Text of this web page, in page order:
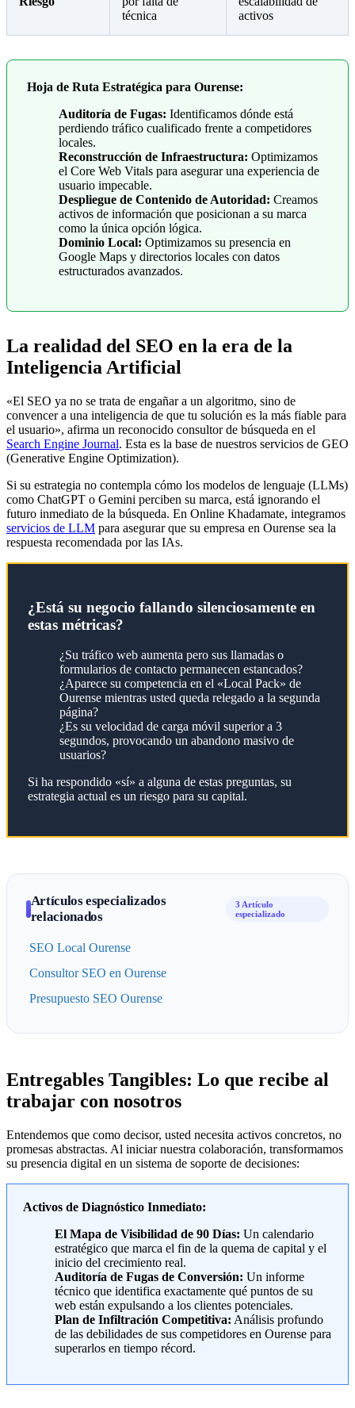
técnica
activos
Hoja de Ruta Estratégica para Ourense:
Auditoría de Fugas: Identificamos dónde está
perdiendo tráfico cualificado frente a competidores
locales.
Reconstrucción de Infraestructura: Optimizamos
el Core Web Vitals para asegurar una experiencia de
usuario impecable.
Despliegue de Contenido de Autoridad: Creamos
activos de información que posicionan a su marca
como la única opción lógica.
Dominio Local: Optimizamos su presencia en
Google Maps y directorios locales con datos
estructurados avanzados.
La realidad del SEO en la era de la
Inteligencia Artificial
«El SEO ya no se trata de engañar a un algoritmo, sino de
convencer a una inteligencia de que tu solución es la más fiable para
el usuario», afirma un reconocido consultor de búsqueda en el
Search Engine Journal. Esta es la base de nuestros servicios de GEO
(Generative Engine Optimization).
Si su estrategia no contempla cómo los modelos de lenguaje (LLMs)
como ChatGPT o Gemini perciben su marca, está ignorando el
futuro inmediato de la búsqueda. En Online Khadamate, integramos
servicios de LLM para asegurar que su empresa en Ourense sea la
respuesta recomendada por las IAs.
¿Está su negocio fallando silenciosamente en
estas métricas?
¿Su tráfico web aumenta pero sus llamadas o
formularios de contacto permanecen estancados?
¿Aparece su competencia en el «Local Pack» de
Ourense mientras usted queda relegado a la segunda
página?
¿Es su velocidad de carga móvil superior a 3
segundos, provocando un abandono masivo de
usuarios?
Si ha respondido «sí» a alguna de estas preguntas, su
estrategia actual es un riesgo para su capital.
Artículos especializados
relacionados
3 Artículo
especializado
SEO Local Ourense
Consultor SEO en Ourense
Presupuesto SEO Ourense
Entregables Tangibles: Lo que recibe al
trabajar con nosotros
Entendemos que como decisor, usted necesita activos concretos, no
promesas abstractas. Al iniciar nuestra colaboración, transformamos
su presencia digital en un sistema de soporte de decisiones:
Activos de Diagnóstico Inmediato:
El Mapa de Visibilidad de 90 Días: Un calendario
estratégico que marca el fin de la quema de capital y el
inicio del crecimiento real.
Auditoría de Fugas de Conversión: Un informe
técnico que identifica exactamente qué puntos de su
web están expulsando a los clientes potenciales.
Plan de Infiltración Competitiva: Análisis profundo
de las debilidades de sus competidores en Ourense para
superarlos en tiempo récord.